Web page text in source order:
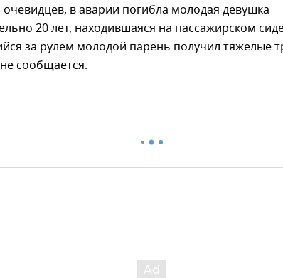
в аварии погибла молодая девушка
20 лет, находившаяся на пассажирском
за рулем молодой парень получил тяжелые
сообщается.